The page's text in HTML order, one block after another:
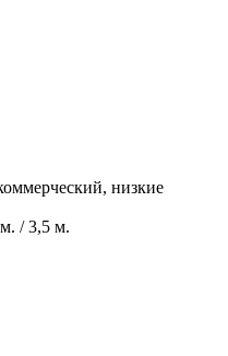
низкие
/ 3,5 м.